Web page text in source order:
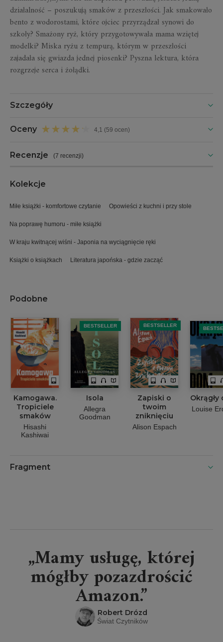
działalność – poszukują smaków z przeszłości. Jak smakowało
bento z wodorostami, które ojciec przyrządzał synowi do
szkoły? Smażony ryż, który przygotowywała mama wziętej
modelki? Miska ryżu z tempurą, którym w przeszłości
zajadała się gwiazda jednej piosenki? Pyszna lektura, która
rozgrzeje serca i żołądki.
Szczegóły
Oceny 4,1 (59 ocen)
Recenzje (7 recenzji)
Kolekcje
Miłe książki - komfortowe czytanie Opowieści z kuchni i przy stole
Na poprawę humoru - miłe książki
W kraju kwitnącej wiśni - Japonia na wyciągnięcie ręki
Książki o książkach Literatura japońska - gdzie zacząć
Podobne
Kamogawa.
Tropiciele
smaków
Hisashi
Kashiwai
BESTSELLER
Isola
Allegra
Goodman
BESTSELLER
Zapiski o
twoim
zniknięciu
Alison Espach
Okrągły
Louise
Fragment
„Mamy usługę, której
mógłby pozazdrościć
Amazon.”
Robert Drózd
Świat Czytników